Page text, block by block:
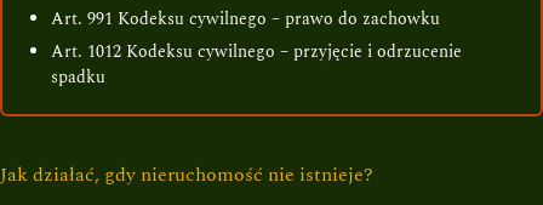
Art. 991 Kodeksu cywilnego – prawo do zachowku
Art. 1012 Kodeksu cywilnego – przyjęcie i odrzucenie
spadku
Jak działać, gdy nieruchomość nie istnieje?